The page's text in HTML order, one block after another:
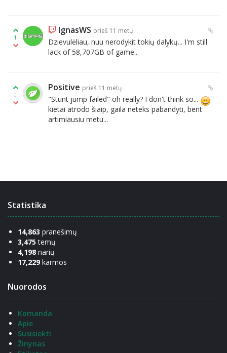
1
IgnasWS prieš 11 metų
Dzievulėliau, nuu nerodykit tokių dalykų... I'm still
lack of 58,707GB of game...
0
Positive prieš 11 metų
"Stunt jump failed" oh really? I don't think so...
kietai atrodo šiaip, gaila neteks pabandyti, bent
artimiausiu metu...
Statistika
14,863 pranešimų
3,475 temų
4,198 narių
17,229 karmos
Nuorodos
Komanda
Apie
Susisiekti
Žinynas